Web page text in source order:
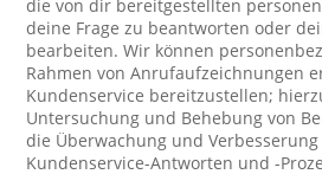
die von dir bereitgestellten
deine Frage zu beantworten oder
bearbeiten. Wir können
Rahmen von Anrufaufzeichnungen
Kundenservice bereitzustellen;
Untersuchung und Behebung von
die Überwachung und
Kundenservice-Antworten und -